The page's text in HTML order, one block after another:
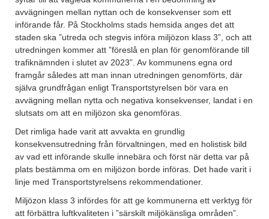
avvägningen mellan nyttan och de konsekvenser som ett
införande får. På Stockholms stads hemsida anges det att
staden ska ”utreda och stegvis införa miljözon klass 3”, och att
utredningen kommer att ”föreslå en plan för genomförande till
trafiknämnden i slutet av 2023”. Av kommunens egna ord
framgår således att man innan utredningen genomförts, där
själva grundfrågan enligt Transportstyrelsen bör vara en
avvägning mellan nytta och negativa konsekvenser, landat i en
slutsats om att en miljözon ska genomföras.
Det rimliga hade varit att avvakta en grundlig
konsekvensutredning från förvaltningen, med en holistisk bild
av vad ett införande skulle innebära och först när detta var på
plats bestämma om en miljözon borde införas. Det hade varit i
linje med Transportstyrelsens rekommendationer.
Miljözon klass 3 infördes för att ge kommunerna ett verktyg för
att förbättra luftkvaliteten i ”särskilt miljökänsliga områden”.